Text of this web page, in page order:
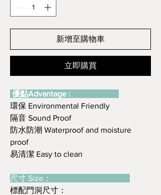
新增至購物車
立即購買
優點Advantage :
環保 Environmental Friendly
隔音 Sound Proof
防水防潮 Waterproof and moisture
proof
易清潔 Easy to clean
尺寸 Size：
標配門洞尺寸：